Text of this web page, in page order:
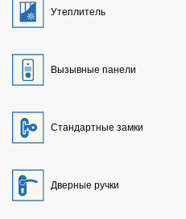
Утеплитель
Вызывные панели
Стандартные замки
Дверные ручки